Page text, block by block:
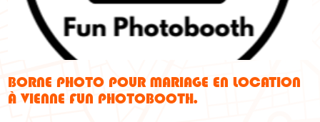
BORNE PHOTO POUR MARIAGE EN LOCATION
À VIENNE FUN PHOTOBOOTH.